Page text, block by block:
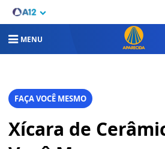
MENU
FAÇA VOCÊ MESMO
Xícara de